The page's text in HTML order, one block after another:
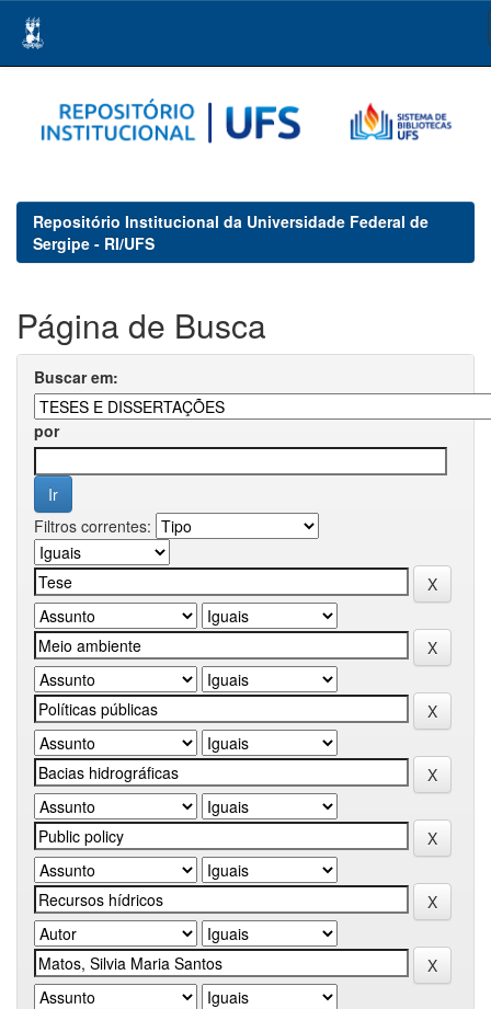
navigation
Repositório Institucional da Universidade Federal de
Sergipe - RI/UFS
Página de Busca
Buscar em:
por
Filtros correntes: